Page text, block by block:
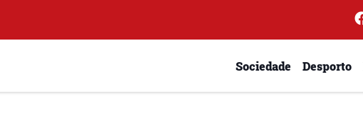
Sociedade Desporto